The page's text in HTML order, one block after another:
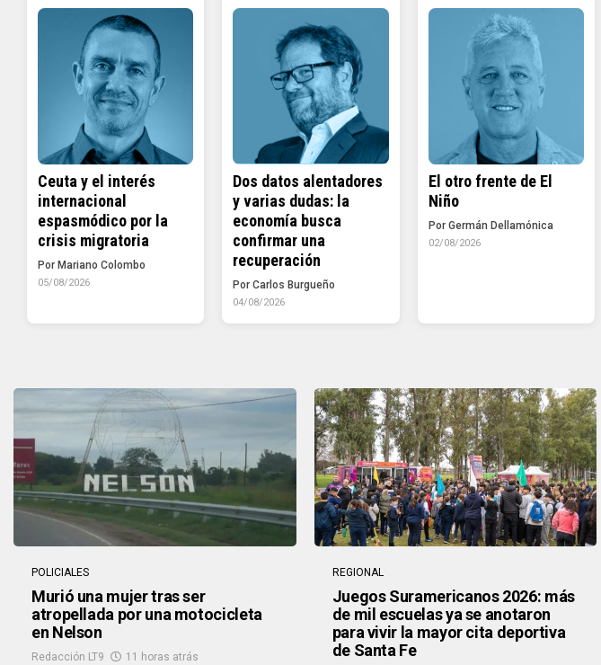
Ceuta y el interés
internacional
espasmódico por la
crisis migratoria
Por Mariano Colombo
05/08/2026
Dos datos alentadores
y varias dudas: la
economía busca
confirmar una
recuperación
Por Carlos Burgueño
04/08/2026
El otro frente de El
Niño
Por Germán Dellamónica
02/08/2026
POLICIALES
Murió una mujer tras ser
atropellada por una motocicleta
en Nelson
Redacción LT9 11 horas atrás
REGIONAL
Juegos Suramericanos 2026: más
de mil escuelas ya se anotaron
para vivir la mayor cita deportiva
de Santa Fe